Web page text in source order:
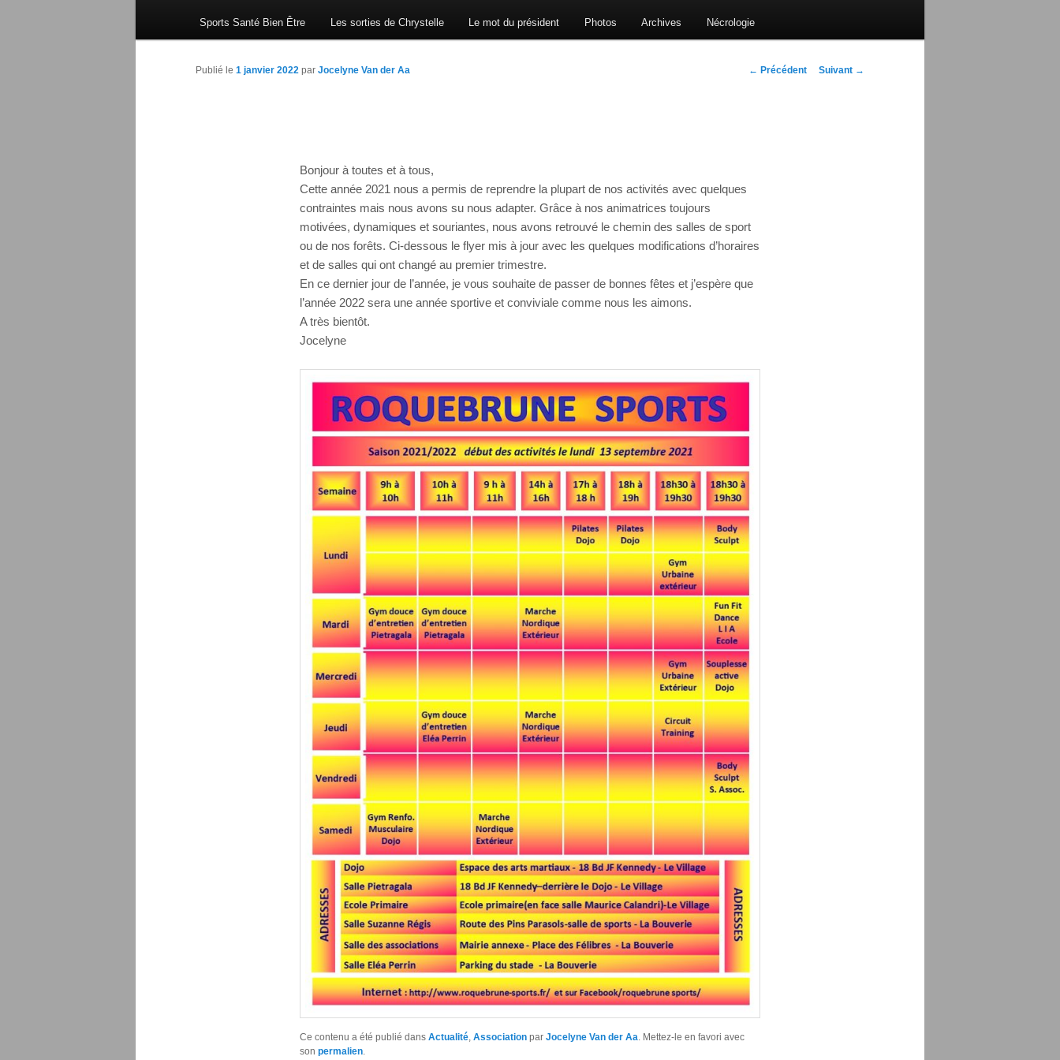
Sports Santé Bien Être Les sorties de Chrystelle Le mot du président Photos Archives Nécrologie
Navigation
← Précédent Suivant →
Publié le 1 janvier 2022 par Jocelyne Van der Aa
Bonjour à toutes et à tous,
Cette année 2021 nous a permis de reprendre la plupart de nos activités avec quelques
contraintes mais nous avons su nous adapter. Grâce à nos animatrices toujours
motivées, dynamiques et souriantes, nous avons retrouvé le chemin des salles de sport
ou de nos forêts. Ci-dessous le flyer mis à jour avec les quelques modifications d’horaires
et de salles qui ont changé au premier trimestre.
En ce dernier jour de l’année, je vous souhaite de passer de bonnes fêtes et j’espère que
l’année 2022 sera une année sportive et conviviale comme nous les aimons.
A très bientôt.
Jocelyne
Ce contenu a été publié dans Actualité, Associationpar Jocelyne Van der Aa. Mettez-le en favori avec
son permalien.